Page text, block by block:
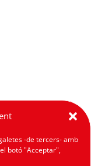
-de tercers- amb
botó "Acceptar",